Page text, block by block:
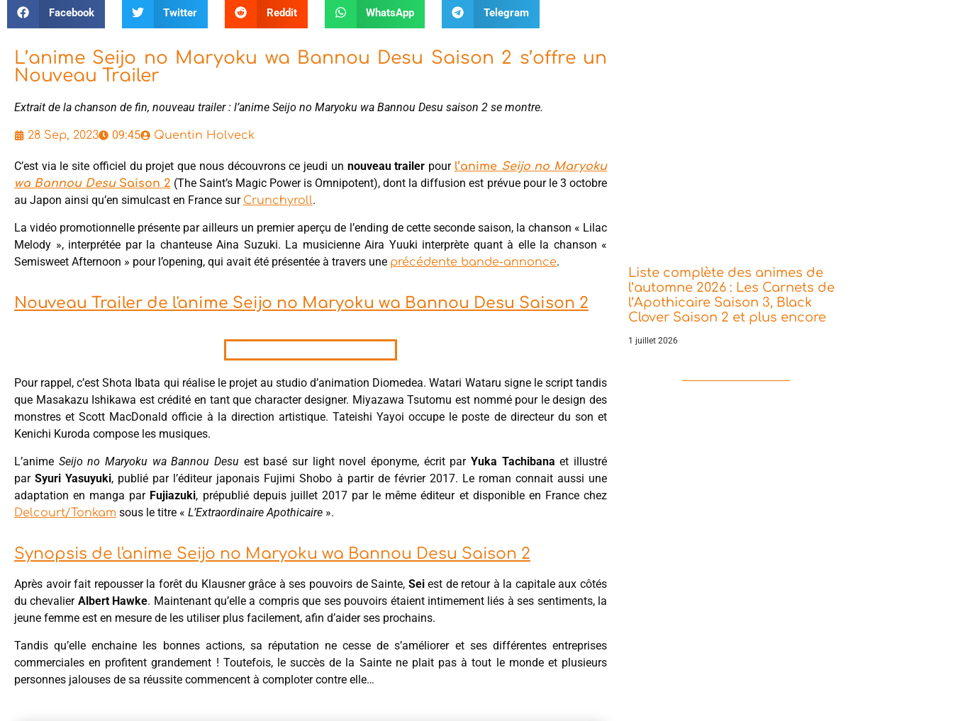
Facebook Twitter Reddit WhatsApp Telegram
L’anime Seijo no Maryoku wa Bannou Desu Saison 2 s’offre un
Nouveau Trailer
Extrait de la chanson de fin, nouveau trailer : l’anime Seijo no Maryoku wa Bannou Desu saison 2 se montre.
28 Sep, 2023 09:45 Quentin Holveck
C’est via le site officiel du projet que nous découvrons ce jeudi un nouveau trailer pour l’anime Seijo no Maryoku
wa Bannou DesuSaison 2 (The Saint’s Magic Power is Omnipotent), dont la diffusion est prévue pour le 3 octobre
au Japon ainsi qu’en simulcast en France sur Crunchyroll.
La vidéo promotionnelle présente par ailleurs un premier aperçu de l’ending de cette seconde saison, la chanson « Lilac
Melody », interprétée par la chanteuse Aina Suzuki. La musicienne Aira Yuuki interprète quant à elle la chanson «
Semisweet Afternoon » pour l’opening, qui avait été présentée à travers une précédente bande-annonce.
Nouveau Trailer de l'anime Seijo no Maryoku wa Bannou Desu Saison 2
Pour rappel, c’est Shota Ibata qui réalise le projet au studio d’animation Diomedea. Watari Wataru signe le script tandis
que Masakazu Ishikawa est crédité en tant que character designer. Miyazawa Tsutomu est nommé pour le design des
monstres et Scott MacDonald officie à la direction artistique. Tateishi Yayoi occupe le poste de directeur du son et
Kenichi Kuroda compose les musiques.
L’anime Seijo no Maryoku wa Bannou Desu est basé sur light novel éponyme, écrit parYuka Tachibana et illustré
parSyuri Yasuyuki, publié par l’éditeur japonais Fujimi Shobo à partir de février 2017. Le roman connait aussi une
adaptation en manga par Fujiazuki, prépublié depuis juillet 2017 par le même éditeur et disponible en France chez
Delcourt/Tonkam sous le titre « L’Extraordinaire Apothicaire ».
Synopsis de l'anime Seijo no Maryoku wa Bannou Desu Saison 2
Après avoir fait repousser la forêt du Klausner grâce à ses pouvoirs de Sainte, Seiest de retour à la capitale aux côtés
du chevalier Albert Hawke. Maintenant qu’elle a compris que ses pouvoirs étaient intimement liés à ses sentiments, la
jeune femme est en mesure de les utiliser plus facilement, afin d’aider ses prochains.
Tandis qu’elle enchaine les bonnes actions, sa réputation ne cesse de s’améliorer et ses différentes entreprises
commerciales en profitent grandement ! Toutefois, le succès de la Sainte ne plait pas à tout le monde et plusieurs
personnes jalouses de sa réussite commencent à comploter contre elle…
Liste complète des animes de
l’automne 2026 : Les Carnets de
l’Apothicaire Saison 3, Black
Clover Saison 2 et plus encore
1 juillet 2026